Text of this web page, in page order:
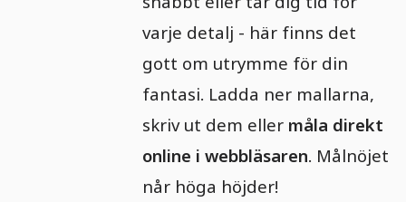
varje detalj - här finns det
gott om utrymme för din
fantasi. Ladda ner mallarna,
skriv ut dem eller måla direkt
online i webbläsaren. Målnöjet
når höga höjder!